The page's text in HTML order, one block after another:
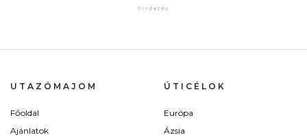
UTAZÓMAJOM
Főoldal
Ajánlatok
ÚTICÉLOK
Európa
Ázsia